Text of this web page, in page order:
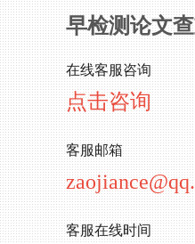
早检测论文
在线客服咨询
点击咨询
客服邮箱
客服在线时间